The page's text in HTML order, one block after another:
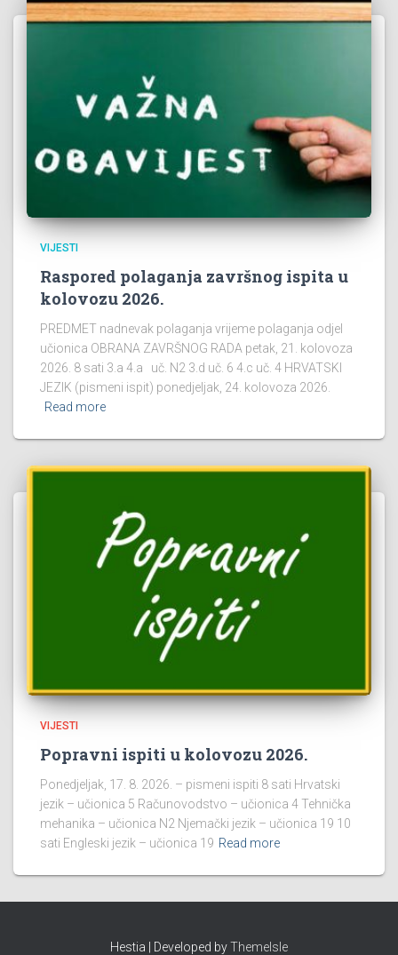
VIJESTI
Raspored polaganja završnog ispita u
kolovozu 2026.
PREDMET nadnevak polaganja vrijeme polaganja odjel
učionica OBRANA ZAVRŠNOG RADA petak, 21. kolovoza
2026. 8 sati 3.a 4.a uč. N2 3.d uč. 6 4.c uč. 4 HRVATSKI
JEZIK (pismeni ispit) ponedjeljak, 24. kolovoza 2026.
Read more
VIJESTI
Popravni ispiti u kolovozu 2026.
Ponedjeljak, 17. 8. 2026. – pismeni ispiti 8 sati Hrvatski
jezik – učionica 5 Računovodstvo – učionica 4 Tehnička
mehanika – učionica N2 Njemački jezik – učionica 19 10
sati Engleski jezik – učionica 19 Read more
Hestia | Developed byThemeIsle